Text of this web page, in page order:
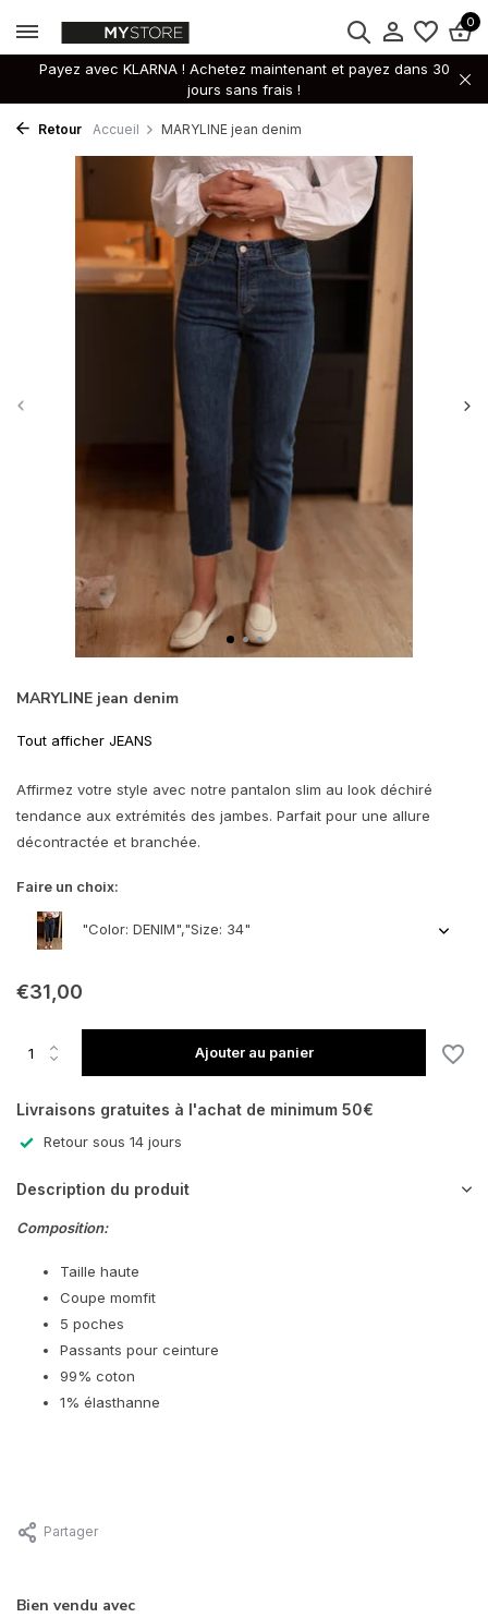
0
Payez avec KLARNA ! Achetez maintenant et payez dans 30
jours sans frais !
Retour Accueil MARYLINE jean denim
MARYLINE jean denim
Tout afficher JEANS
Affirmez votre style avec notre pantalon slim au look déchiré
tendance aux extrémités des jambes. Parfait pour une allure
décontractée et branchée.
Faire un choix:
"Color: DENIM","Size: 34"
€31,00
Ajouter au panier
Livraisons gratuites à l'achat de minimum 50€
Retour sous 14 jours
Description du produit
Composition:
Taille haute
Coupe momfit
5 poches
Passants pour ceinture
99% coton
1% élasthanne
Partager
Bien vendu avec